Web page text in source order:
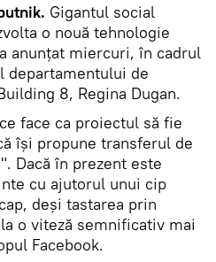
Gigantul social
o nouă tehnologie
anunţat miercuri, în cadrul
departamentului de
8, Regina Dugan.
face ca proiectul să fie
îşi propune transferul de
Dacă în prezent este
cu ajutorul unui cip
deși tastarea prin
o viteză semnificativ mai
Facebook.